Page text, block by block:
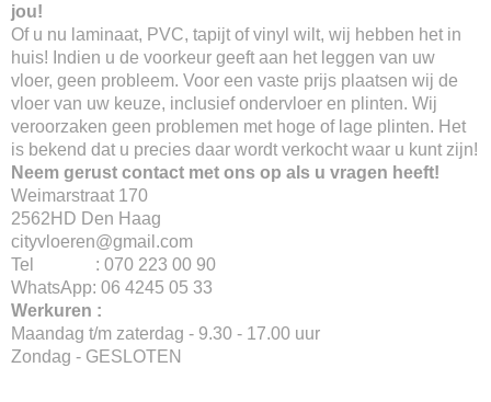
jou!
Of u nu laminaat, PVC, tapijt of vinyl wilt, wij hebben het in
huis! Indien u de voorkeur geeft aan het leggen van uw
vloer, geen probleem. Voor een vaste prijs plaatsen wij de
vloer van uw keuze, inclusief ondervloer en plinten. Wij
veroorzaken geen problemen met hoge of lage plinten. Het
is bekend dat u precies daar wordt verkocht waar u kunt zijn!
Neem gerust contact met ons op als u vragen heeft!
Weimarstraat 170
2562HD Den Haag
cityvloeren@gmail.com
Tel : 070 223 00 90
WhatsApp: 06 4245 05 33
Werkuren :
Maandag t/m zaterdag - 9.30 - 17.00 uur
Zondag - GESLOTEN